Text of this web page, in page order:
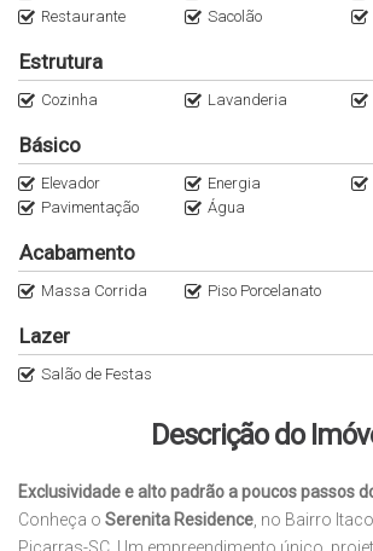
Restaurante
Sacolão
Estrutura
Cozinha Lavanderia
Básico
Elevador Energia
Pavimentação
Água
Acabamento
Massa Corrida Piso Porcelanato
Lazer
Salão de Festas
Descrição do
Exclusividade e alto padrão a poucos passos
Conheça o Serenita Residence , no Bairro